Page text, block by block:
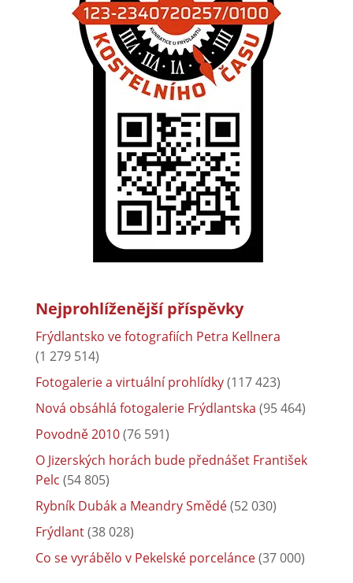
Nejprohlíženější příspěvky
Frýdlantsko ve fotografiích Petra Kellnera
(1 279 514)
Fotogalerie a virtuální prohlídky(117 423)
Nová obsáhlá fotogalerie Frýdlantska (95 464)
Povodně 2010(76 591)
O Jizerských horách bude přednášet František
Pelc (54 805)
Rybník Dubák a Meandry Smědé(52 030)
Frýdlant(38 028)
Co se vyrábělo v Pekelské porcelánce(37 000)